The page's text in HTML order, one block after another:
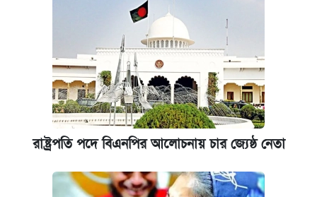
রাষ্ট্রপতি পদে বিএনপির আলোচনায় চার জ্যেষ্ঠ নেতা